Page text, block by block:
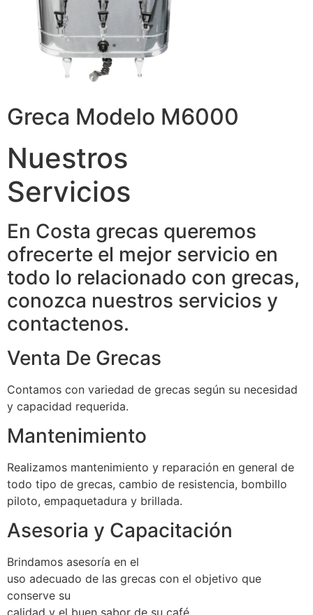
Greca Modelo M6000
Nuestros
Servicios
En Costa grecas queremos
ofrecerte el mejor servicio en
todo lo relacionado con grecas,
conozca nuestros servicios y
contactenos.
Venta De Grecas
Contamos con variedad de grecas según su necesidad
y capacidad requerida.
Mantenimiento
Realizamos mantenimiento y reparación en general de
todo tipo de grecas, cambio de resistencia, bombillo
piloto, empaquetadura y brillada.
Asesoria y Capacitación
Brindamos asesoría en el
uso adecuado de las grecas con el objetivo que
conserve su